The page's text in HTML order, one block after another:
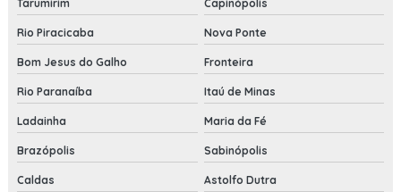
Tarumirim Capinópolis
Rio Piracicaba Nova Ponte
Bom Jesus do Galho Fronteira
Rio Paranaíba Itaú de Minas
Ladainha Maria da Fé
Brazópolis Sabinópolis
Caldas Astolfo Dutra